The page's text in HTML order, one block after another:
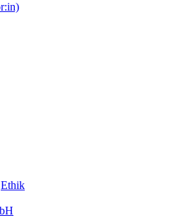
Ethik